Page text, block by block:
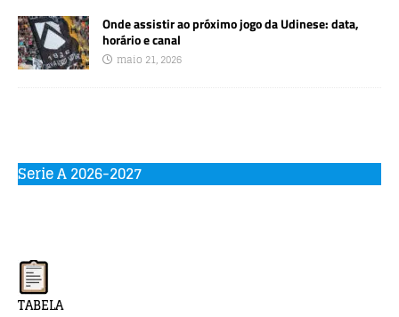
Onde assistir ao próximo jogo da Udinese: data,
horário e canal
maio 21, 2026
Serie A 2026-2027
TABELA